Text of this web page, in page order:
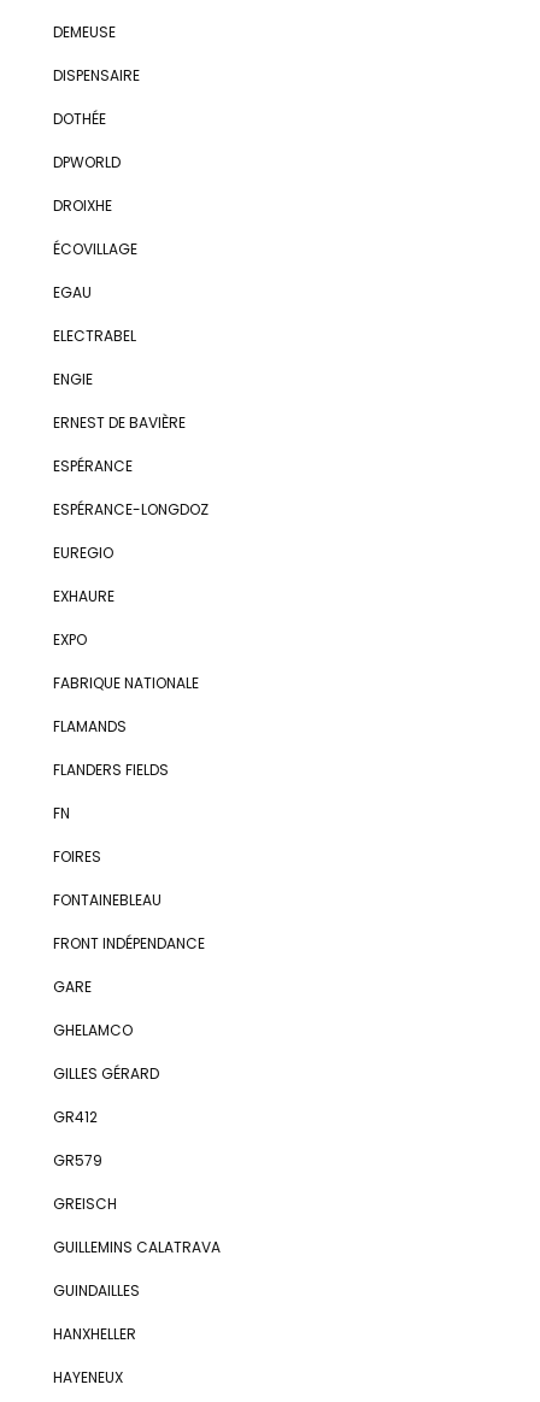
DEMEUSE
DISPENSAIRE
DOTHÉE
DPWORLD
DROIXHE
ÉCOVILLAGE
EGAU
ELECTRABEL
ENGIE
ERNEST DE BAVIÈRE
ESPÉRANCE
ESPÉRANCE-LONGDOZ
EUREGIO
EXHAURE
EXPO
FABRIQUE NATIONALE
FLAMANDS
FLANDERS FIELDS
FN
FOIRES
FONTAINEBLEAU
FRONT INDÉPENDANCE
GARE
GHELAMCO
GILLES GÉRARD
GR412
GR579
GREISCH
GUILLEMINS CALATRAVA
GUINDAILLES
HANXHELLER
HAYENEUX